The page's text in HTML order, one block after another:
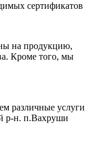
сертификатов
на продукцию,
Кроме того, мы
различные услуги
р-н. п.Вахруши